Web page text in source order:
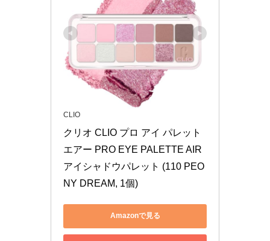
CLIO
クリオ CLIO プロ アイ パレット
エアー PRO EYE PALETTE AIR
アイシャドウパレット (110 PEO
NY DREAM, 1個)
Amazonで見る